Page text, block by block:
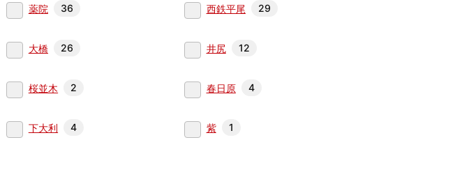
薬院 36 西鉄平尾 29
大橋 26 井尻 12
桜並木 2 春日原 4
下大利 4 紫 1